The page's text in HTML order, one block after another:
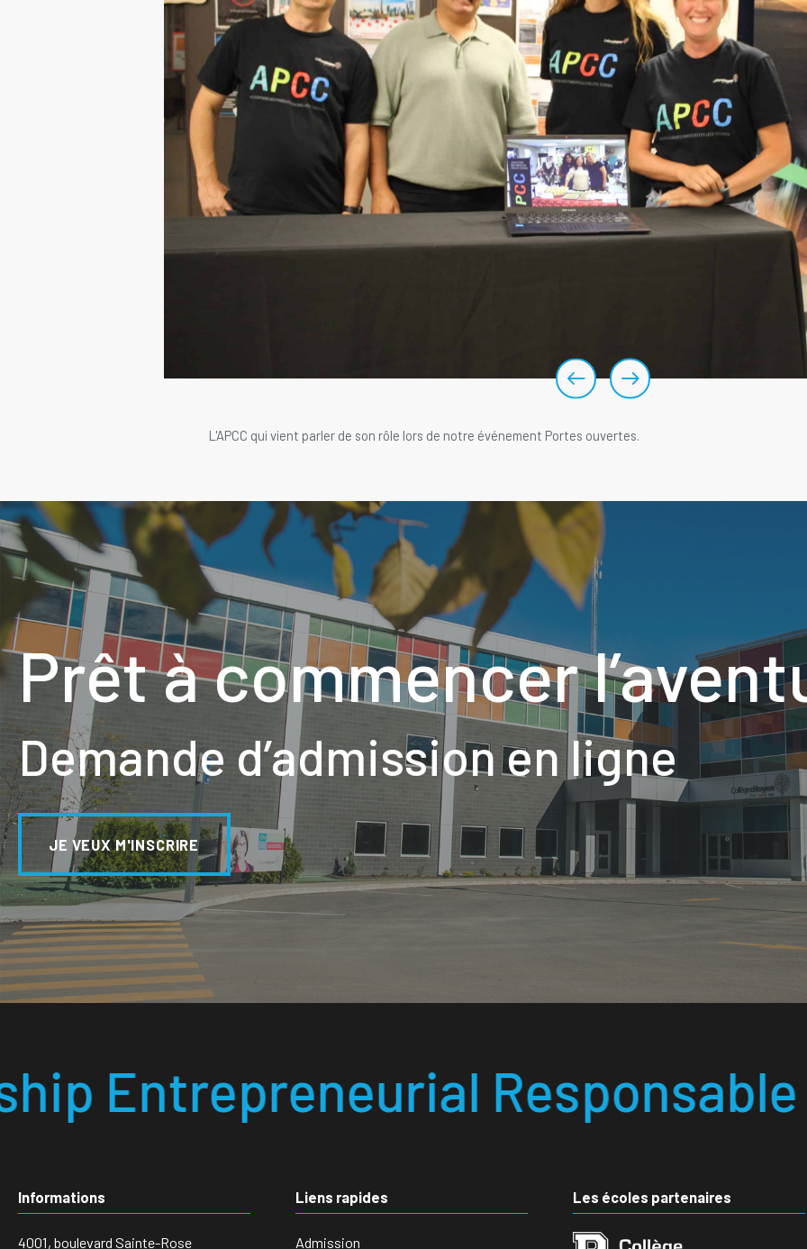
L'APCC qui vient parler de son rôle lors de notre événement Portes ouvertes.
Prêt à commencer
Demande d’admission en ligne
JE VEUX M'INSCRIRE
Responsable • École
Informations
4001, boulevard Sainte-Rose
Liens rapides
Admission
Les écoles partenaires